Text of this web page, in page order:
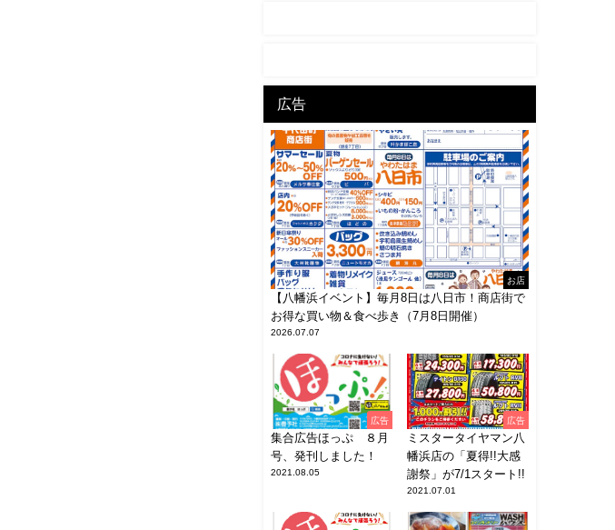
広告
お店
【八幡浜イベント】毎月8日は八日市！商店街で
お得な買い物＆食べ歩き（7月8日開催）
2026.07.07
広告
集合広告ほっぷ ８月
号、発刊しました！
2021.08.05
広告
ミスタータイヤマン八
幡浜店の「夏得!!大感
謝祭」が7/1スタート!!
2021.07.01